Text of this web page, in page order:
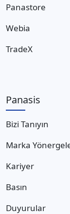
Panastore
Webia
TradeX
Panasis
Bizi Tanıyın
Marka
Kariyer
Basın
Duyurular